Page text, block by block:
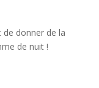
de donner de la
de nuit !